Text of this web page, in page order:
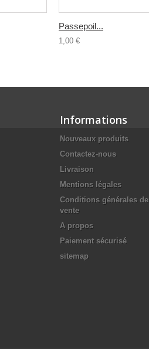
Passepoil...
1,00 €
Informations
Nouveaux produits
Contactez-nous
Livraison
Mentions légales
Conditions générales de
vente
A propos
Paiement sécurisé
sitemap